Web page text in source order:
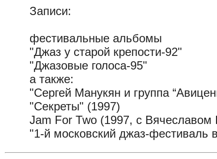
Записи:
фестивальные альбомы
"Джаз у старой крепости-92"
"Джазовые голоса-95"
а также:
"Сергей Манукян и группа
"Секреты" (1997)
Jam For Two (1997, с Вячеславом
"1-й московский джаз-фестиваль